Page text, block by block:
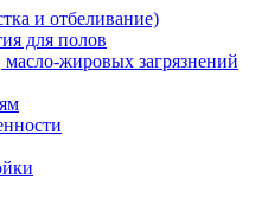
и отбеливание)
для полов
жировых загрязнений